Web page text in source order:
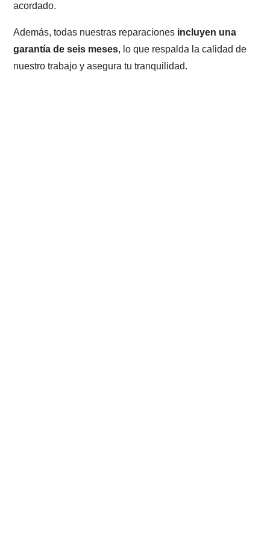
acordado.
Además, todas nuestras reparaciones incluyen una
garantía de seis meses, lo que respalda la calidad de
nuestro trabajo y asegura tu tranquilidad.